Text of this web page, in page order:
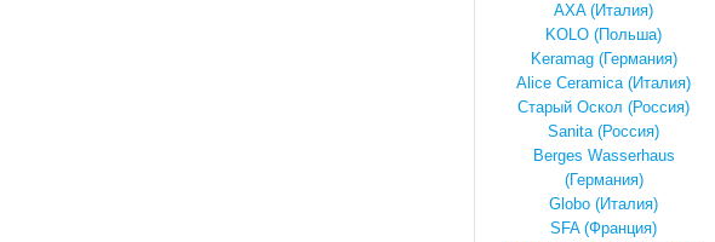
AXA (Италия)
KOLO (Польша)
Keramag (Германия)
Alice Ceramica (Италия)
Старый Оскол (Россия)
Sanita (Россия)
Berges Wasserhaus
(Германия)
Globo (Италия)
SFA (Франция)